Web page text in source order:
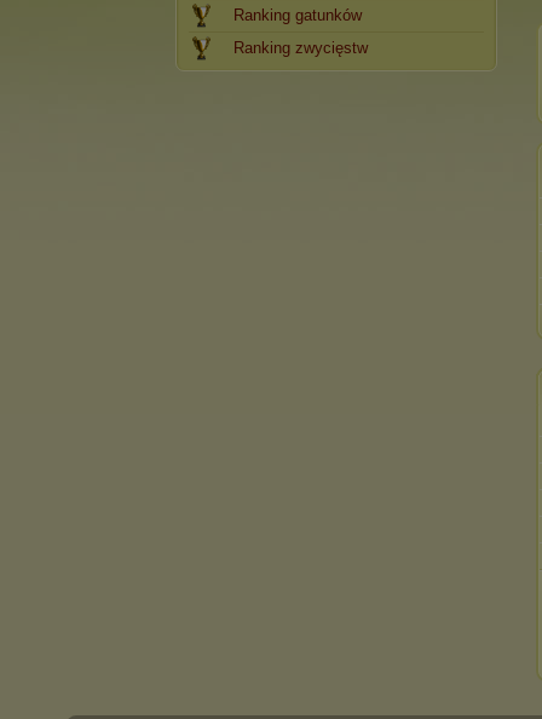
Ranking gatunków
Ranking zwycięstw